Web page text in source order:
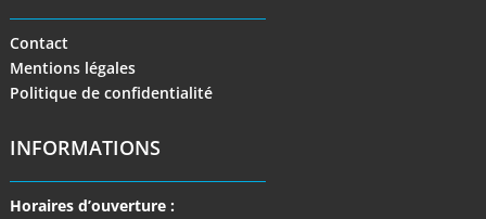
Contact
Mentions légales
Politique de confidentialité
INFORMATIONS
Horaires d’ouverture :